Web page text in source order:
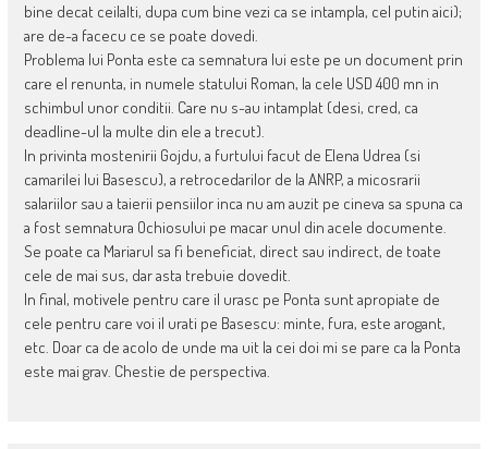
bine decat ceilalti, dupa cum bine vezi ca se intampla, cel putin aici);
are de-a facecu ce se poate dovedi.
Problema lui Ponta este ca semnatura lui este pe un document prin
care el renunta, in numele statului Roman, la cele USD 400 mn in
schimbul unor conditii. Care nu s-au intamplat (desi, cred, ca
deadline-ul la multe din ele a trecut).
In privinta mostenirii Gojdu, a furtului facut de Elena Udrea (si
camarilei lui Basescu), a retrocedarilor de la ANRP, a micosrarii
salariilor sau a taierii pensiilor inca nu am auzit pe cineva sa spuna ca
a fost semnatura Ochiosului pe macar unul din acele documente.
Se poate ca Mariarul sa fi beneficiat, direct sau indirect, de toate
cele de mai sus, dar asta trebuie dovedit.
In final, motivele pentru care il urasc pe Ponta sunt apropiate de
cele pentru care voi il urati pe Basescu: minte, fura, este arogant,
etc. Doar ca de acolo de unde ma uit la cei doi mi se pare ca la Ponta
este mai grav. Chestie de perspectiva.